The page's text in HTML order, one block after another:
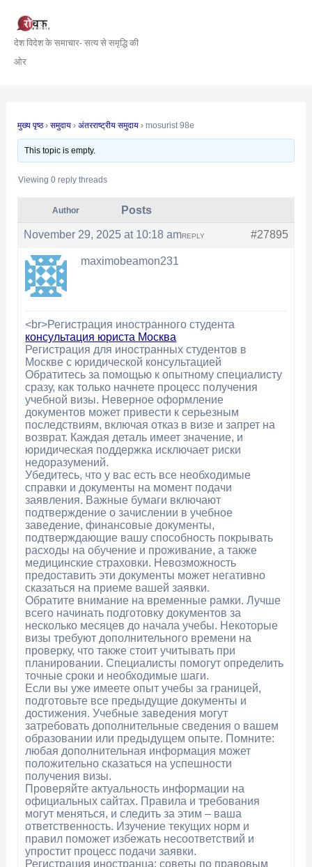
content
देश विदेश के समाचार- सत्य से समृद्धि की
ओर
मुख्य पृष्ठ › समुदाय › अंतरराष्ट्रीय समुदाय › mosurist 98e
This topic is empty.
Viewing 0 reply threads
Author Posts
November 29, 2025 at 10:18 am #27895
REPLY
maximobeamon231
<br>Регистрация иностранного студента
консультация юриста Москва
Регистрация для иностранных студентов в
Москве с юридической консультацией
Обратитесь за помощью к опытному специалисту
сразу, как только начнете процесс получения
учебной визы. Неверное оформление
документов может привести к серьезным
последствиям, включая отказ в визе и запрет на
возврат. Каждая деталь имеет значение, и
юридическая поддержка исключает риски
недоразумений.
Убедитесь, что у вас есть все необходимые
справки и документы на момент подачи
заявления. Важные бумаги включают
подтверждение о зачислении в учебное
заведение, финансовые документы,
подтверждающие вашу способность покрывать
расходы на обучение и проживание, а также
медицинские страховки. Невозможность
предоставить эти документы может негативно
сказаться на приеме вашей заявки.
Обратите внимание на временные рамки. Лучше
всего начинать подготовку документов за
несколько месяцев до начала учебы. Некоторые
визы требуют дополнительного времени на
проверку, что также стоит учитывать при
планировании. Специалисты помогут определить
точные сроки и необходимые шаги.
Если вы уже имеете опыт учебы за границей,
подготовьте все предыдущие документы и
достижения. Учебные заведения могут
затребовать дополнительные сведения о вашем
образовании или предыдущем опыте. Помните:
любая дополнительная информация может
положительно сказаться на успешности
получения визы.
Проверяйте актуальность информации на
официальных сайтах. Правила и требования
могут меняться, и следить за этим – ваша
ответственность. Изучение текущих норм и
правил поможет избежать несоответствий и
упростит процесс подачи заявки.
Регистрация иностранца: советы по правовым
navigation